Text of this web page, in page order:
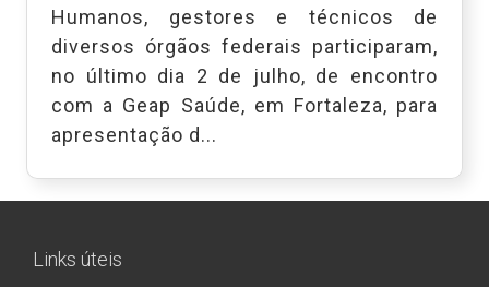
Humanos, gestores e técnicos de
diversos órgãos federais participaram,
no último dia 2 de julho, de encontro
com a Geap Saúde, em Fortaleza, para
apresentação d...
Links úteis